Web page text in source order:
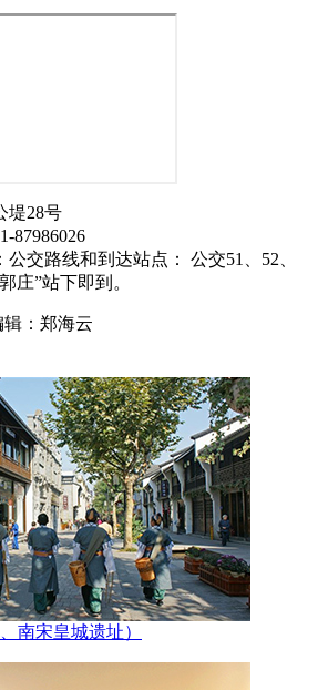
堤28号
87986026
交路线和到达站点： 公交51、52、
庄”站下即到。
：郑海云
南宋皇城遗址）